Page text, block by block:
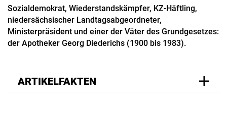
Sozialdemokrat, Wiederstandskämpfer, KZ-Häftling,
niedersächsischer Landtagsabgeordneter,
Ministerpräsident und einer der Väter des Grundgesetzes:
der Apotheker Georg Diederichs (1900 bis 1983).
ARTIKELFAKTEN